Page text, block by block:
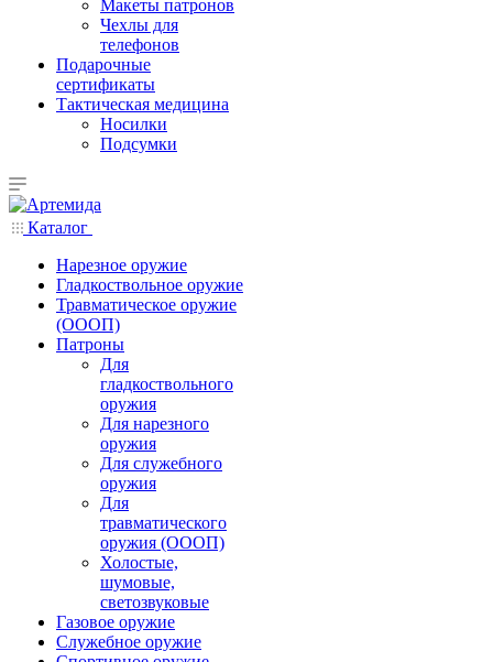
Макеты патронов
Чехлы для
телефонов
Подарочные
сертификаты
Тактическая медицина
Носилки
Подсумки
Каталог
Нарезное оружие
Гладкоствольное оружие
Травматическое оружие
(ОООП)
Патроны
Для
гладкоствольного
оружия
Для нарезного
оружия
Для служебного
оружия
Для
травматического
оружия (ОООП)
Холостые,
шумовые,
светозвуковые
Газовое оружие
Служебное оружие